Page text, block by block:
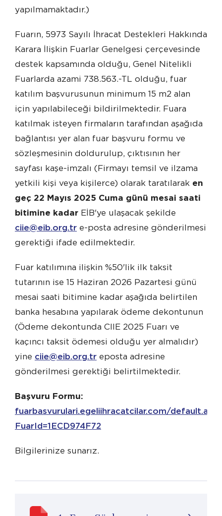
yapılmamaktadır.)
Fuarın, 5973 Sayılı İhracat Destekleri Hakkında
Karara İlişkin Fuarlar Genelgesi çerçevesinde
destek kapsamında olduğu, Genel Nitelikli
Fuarlarda azami 738.563.-TL olduğu, fuar
katılım başvurusunun minimum 15 m2 alan
için yapılabileceği bildirilmektedir. Fuara
katılmak isteyen firmaların tarafından aşağıda
bağlantısı yer alan fuar başvuru formu ve
sözleşmesinin doldurulup, çıktısının her
sayfası kaşe-imzalı (Firmayı temsil ve ilzama
yetkili kişi veya kişilerce) olarak taratılarak en
geç 22 Mayıs 2025 Cuma günü mesai saati
bitimine kadar EİB'ye ulaşacak şekilde
ciie@eib.org.tr e-posta adresine gönderilmesi
gerektiği ifade edilmektedir.
Fuar katılımına ilişkin %50'lik ilk taksit
tutarının ise 15 Haziran 2026 Pazartesi günü
mesai saati bitimine kadar aşağıda belirtilen
banka hesabına yapılarak ödeme dekontunun
(Ödeme dekontunda CIIE 2025 Fuarı ve
kaçıncı taksit ödemesi olduğu yer almalıdır)
yine ciie@eib.org.tr eposta adresine
gönderilmesi gerektiği belirtilmektedir.
Başvuru Formu:
fuarbasvurulari.egeliihracatcilar.com/default.asp?
FuarId=1ECD974F72
Bilgilerinize sunarız.